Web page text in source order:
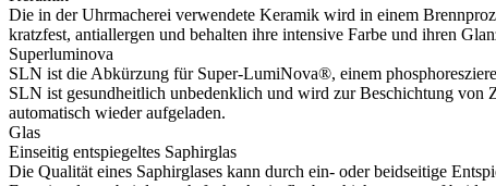
Die in der Uhrmacherei verwendete Keramik wird in einem
kratzfest, antiallergen und behalten ihre intensive Farbe und ihren
Superluminova
SLN ist die Abkürzung für Super-LumiNova®, einem
SLN ist gesundheitlich unbedenklich und wird zur Beschichtung
automatisch wieder aufgeladen.
Glas
Einseitig entspiegeltes Saphirglas
Die Qualität eines Saphirglases kann durch ein- oder beidseitige